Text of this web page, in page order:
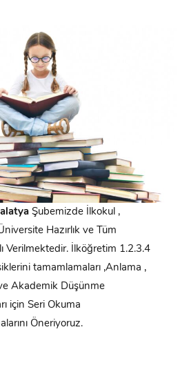
Şubemizde İlkokul ,
Hazırlık ve Tüm
Verilmektedir. İlköğretim 1.2.3.4
tamamlamaları ,Anlama ,
Akademik Düşünme
için Seri Okuma
Öneriyoruz.